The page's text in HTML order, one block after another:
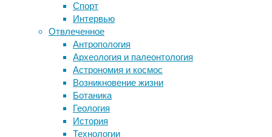
Спорт
Интервью
Отвлеченное
Антропология
Археология и палеонтология
Астрономия и космос
Возникновение жизни
Ботаника
Геология
История
Технологии
Сделать
это
удалось
при
помощи
нанокомплексов
ДНК бактерии
биотехнология
генетика
здоровье знания иммунитет
инструменты и методы
исследования
лекарства медицина
мозг наука неврология